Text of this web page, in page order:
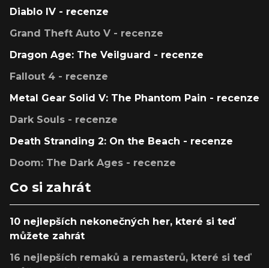
Diablo IV - recenze
Grand Theft Auto V - recenze
Dragon Age: The Veilguard - recenze
Fallout 4 - recenze
Metal Gear Solid V: The Phantom Pain - recenze
Dark Souls - recenze
Death Stranding 2: On the Beach - recenze
Doom: The Dark Ages - recenze
Co si zahrát
10 nejlepších nekonečných her, které si teď
můžete zahrát
16 nejlepších remaků a remasterů, které si teď